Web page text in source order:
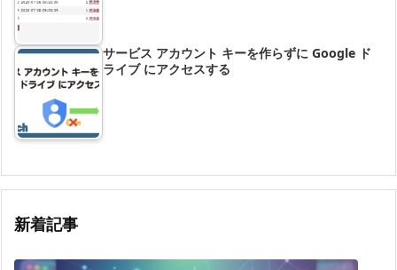
サービス アカウント キーを作らずに Google ド
ライブ にアクセスする
新着記事